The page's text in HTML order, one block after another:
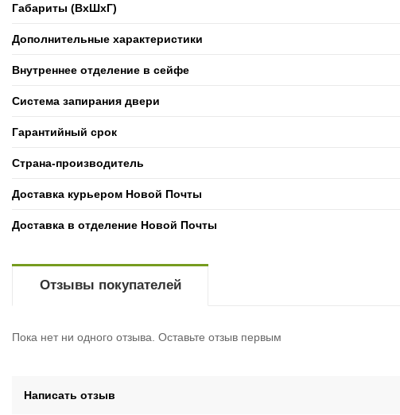
Габариты (ВxШxГ)
Дополнительные характеристики
Внутреннее отделение в сейфе
Система запирания двери
Гарантийный срок
Страна-производитель
Доставка курьером Новой Почты
Доставка в отделение Новой Почты
Отзывы покупателей
Пока нет ни одного отзыва. Оставьте отзыв первым
Написать отзыв